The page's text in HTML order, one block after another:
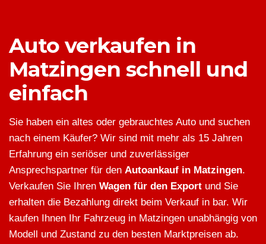
Auto verkaufen in
Matzingen schnell und
einfach
Sie haben ein altes oder gebrauchtes Auto und suchen
nach einem Käufer? Wir sind mit mehr als 15 Jahren
Erfahrung ein seriöser und zuverlässiger
Ansprechspartner für den Autoankauf in Matzingen.
Verkaufen Sie Ihren Wagen für den Export und Sie
erhalten die Bezahlung direkt beim Verkauf in bar. Wir
kaufen Ihnen Ihr Fahrzeug in Matzingen unabhängig von
Modell und Zustand zu den besten Marktpreisen ab.